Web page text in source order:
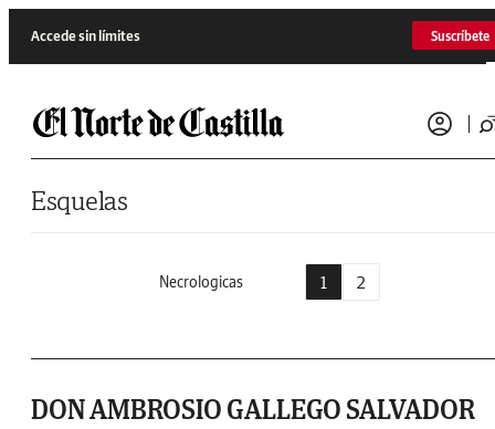
Accede sin límites Suscríbete
Esquelas
Necrologicas 1 2
DON AMBROSIO GALLEGO SALVADOR